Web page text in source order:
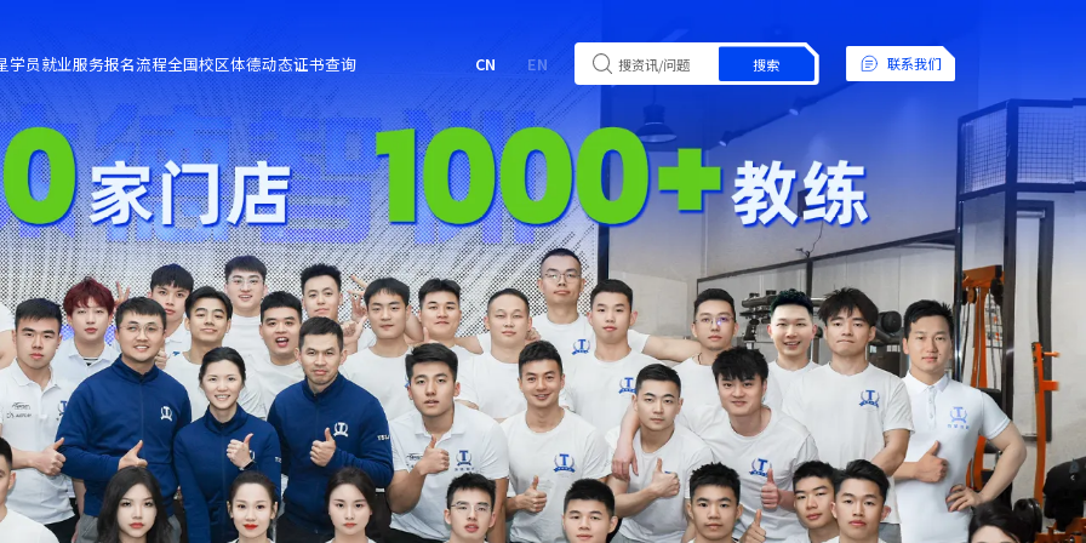
学员就业服务报名流程全国校区体德动态证书查询 CN EN 搜索 联系我们